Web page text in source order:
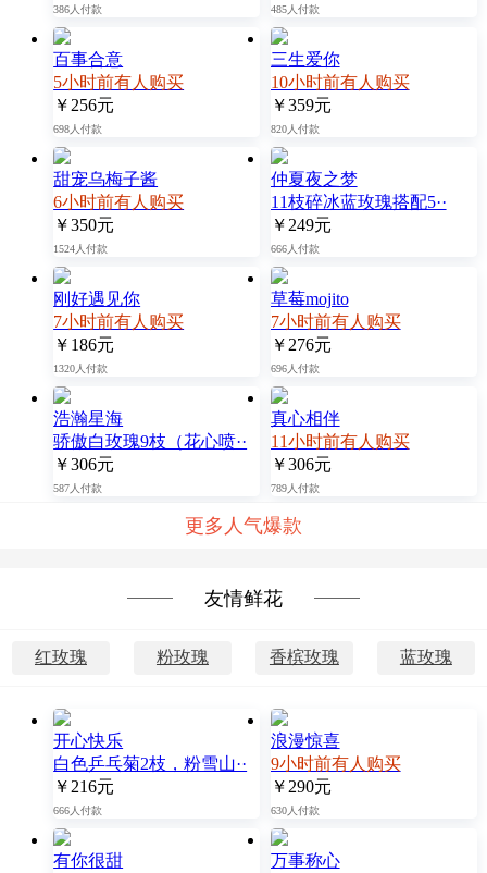
386人付款 485人付款
百事合意
5小时前有人购买
￥256元
698人付款
三生爱你
10小时前有人购买
￥359元
820人付款
甜宠乌梅子酱
6小时前有人购买
￥350元
1524人付款
仲夏夜之梦
11枝碎冰蓝玫瑰搭配5··
￥249元
666人付款
刚好遇见你
7小时前有人购买
￥186元
1320人付款
草莓mojito
7小时前有人购买
￥276元
696人付款
浩瀚星海
骄傲白玫瑰9枝（花心喷··
￥306元
587人付款
真心相伴
11小时前有人购买
￥306元
789人付款
更多人气爆款
友情鲜花
红玫瑰 粉玫瑰 香槟玫瑰 蓝玫瑰
开心快乐
白色乒乓菊2枝，粉雪山··
￥216元
666人付款
浪漫惊喜
9小时前有人购买
￥290元
630人付款
有你很甜
万事称心